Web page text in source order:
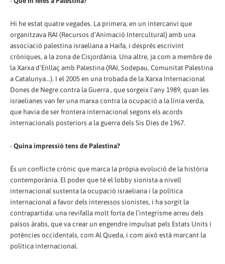
Hi he estat quatre vegades. La primera, en un intercanvi que
organitzava RAI (Recursos d’Animació Intercultural) amb una
associació palestina israeliana a Haifa, i després escrivint
cròniques, a la zona de Cisjordània. Una altre, ja com a membre de
la Xarxa d'Enllaç amb Palestina (RAI, Sodepau, Comunitat Palestina
a Catalunya...). I el 2005 en una trobada de la Xarxa Internacional
Dones de Negre contra la Guerra , que sorgeix l'any 1989, quan les
israelianes van fer una marxa contra la ocupació a la línia verda,
que havia de ser frontera internacional segons els acords
internacionals posteriors a la guerra dels Sis Dies de 1967.
-Quina impressió tens de Palestina?
És un conflicte crònic que marca la pròpia evolució de la història
contemporània. El poder que té el lobby sionista a nivell
internacional sustenta la ocupació israeliana i la política
internacional a favor dels interessos sionistes, i ha sorgit la
contrapartida: una revifalla molt forta de l’integrisme arreu dels
països àrabs, que va crear un engendre impulsat pels Estats Units i
potències occidentals, com Al Queda, i com això està marcant la
política internacional.